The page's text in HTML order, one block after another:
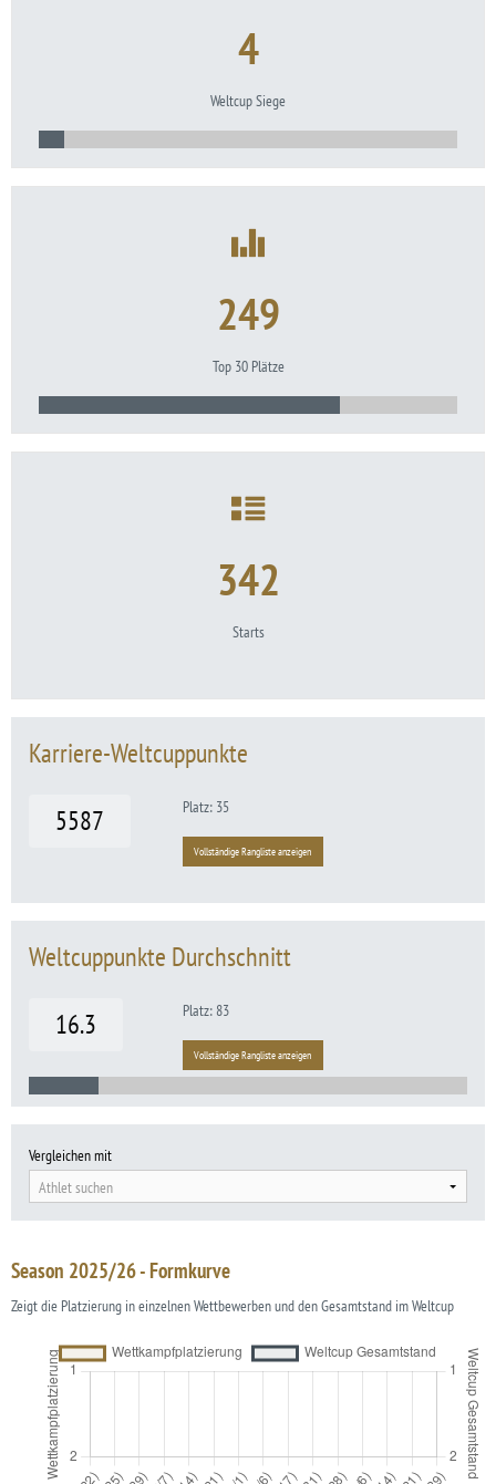
4
Weltcup Siege
249
Top 30 Plätze
342
Starts
Karriere-Weltcuppunkte
5587
Platz: 35
Vollständige Rangliste anzeigen
Weltcuppunkte Durchschnitt
16.3
Platz: 83
Vollständige Rangliste anzeigen
Vergleichen mit
Athlet suchen
Season 2025/26 - Formkurve
Zeigt die Platzierung in einzelnen Wettbewerben und den Gesamtstand im Weltcup